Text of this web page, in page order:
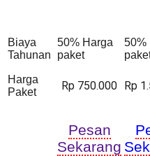
Biaya
Tahunan
50% Harga
paket
50%
Harga
Paket
Rp 750.000 Rp
Pesan
Sekarang